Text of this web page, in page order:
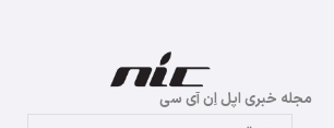
مجله خبری اپل اِن آی سی